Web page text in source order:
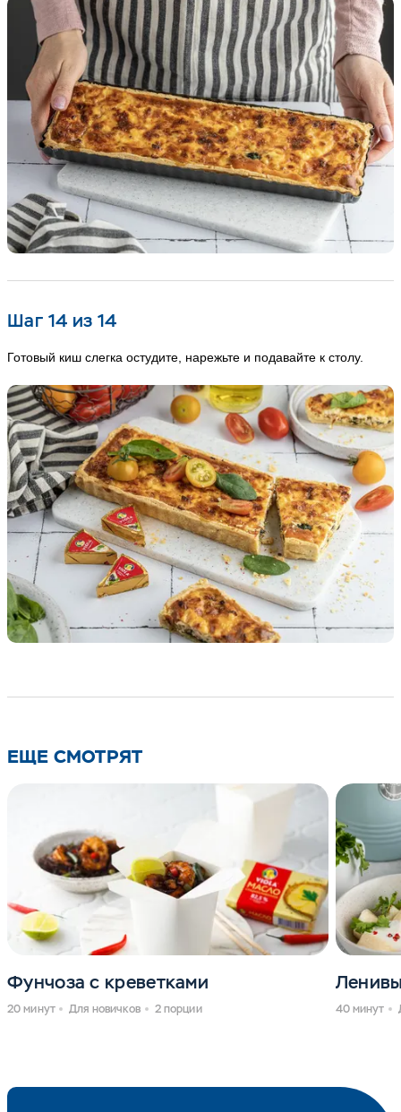
Шаг 14 из 14
Готовый киш слегка остудите, нарежьте и подавайте к столу.
ЕЩЕ СМОТРЯТ
Фунчоза с креветками
20 минут Для новичков 2 порции 40 минут